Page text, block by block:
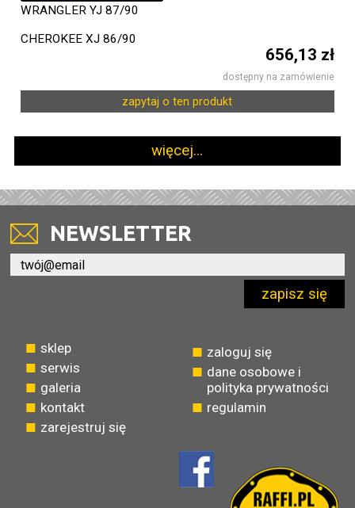
WRANGLER YJ 87/90
CHEROKEE XJ 86/90
656,13 zł
dostępny na zamówienie
zapytaj o ten produkt
więcej...
NEWSLETTER
zapisz się
sklep
serwis
galeria
kontakt
zarejestruj się
zaloguj się
dane osobowe i
polityka prywatności
regulamin